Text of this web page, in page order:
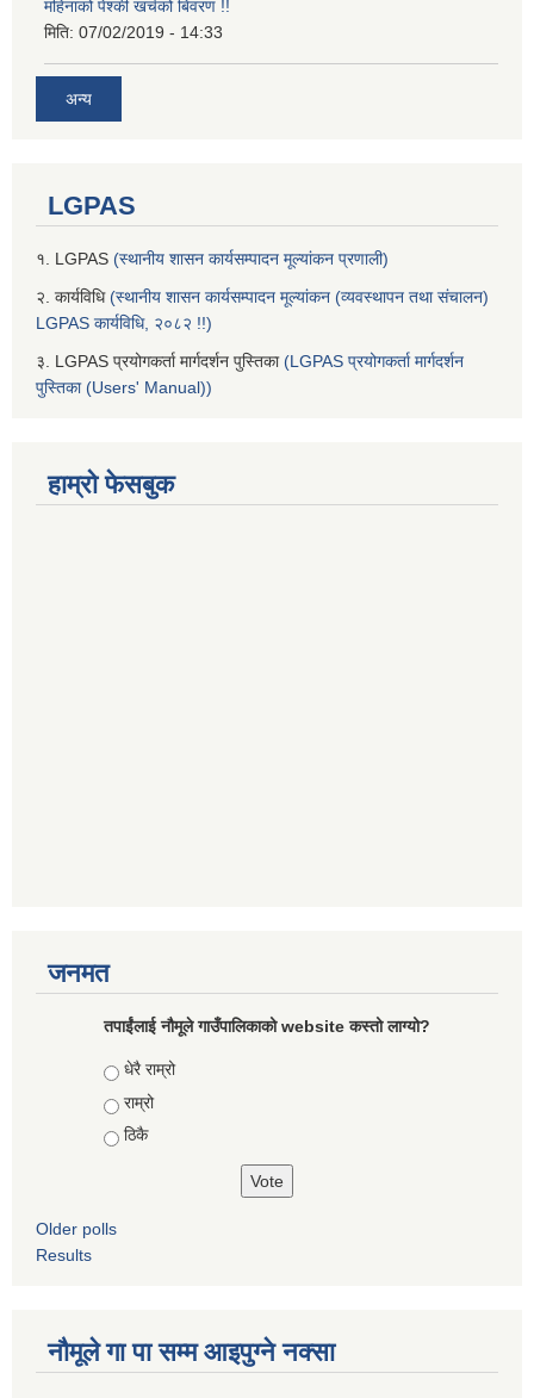
महिनाको पेश्की खर्चको बिवरण !!
मिति: 07/02/2019 - 14:33
अन्य
LGPAS
१. LGPAS (स्थानीय शासन कार्यसम्पादन मूल्यांकन प्रणाली)
२. कार्यविधि (स्थानीय शासन कार्यसम्पादन मूल्यांकन (व्यवस्थापन तथा संचालन)
LGPAS कार्यविधि, २०८२ !!)
३. LGPAS प्रयोगकर्ता मार्गदर्शन पुस्तिका (LGPAS प्रयोगकर्ता मार्गदर्शन
पुस्तिका (Users' Manual))
हाम्रो फेसबुक
जनमत
तपाईंलाई नौमूले गाउँपालिकाको website कस्तो लाग्यो?
Choices
धेरै राम्रो
राम्रो
ठिकै
Older polls
Results
नौमूले गा पा सम्म आइपुग्ने नक्सा